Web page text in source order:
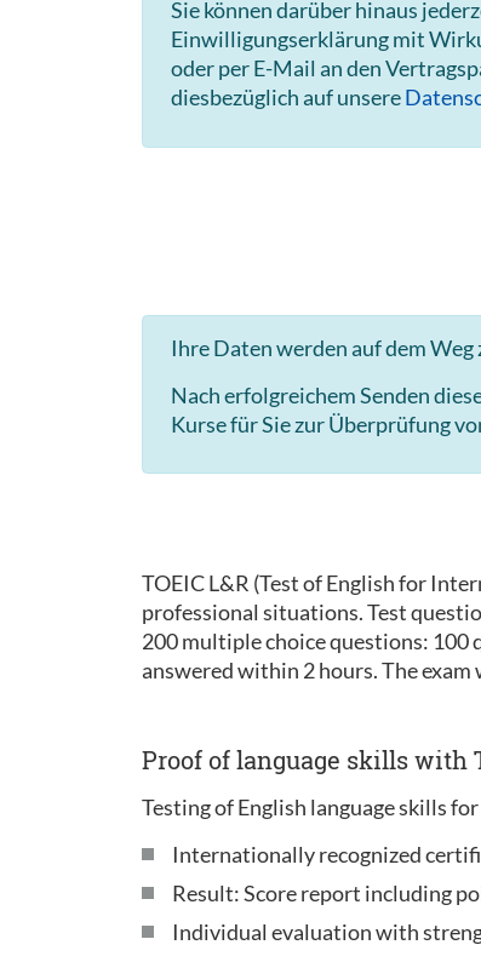
Sie können darüber hinaus
Einwilligungserklärung mit
oder per E-Mail an den
diesbezüglich auf unsere
Ihre Daten werden auf dem Weg
Nach erfolgreichem Senden
Kurse für Sie zur Überprüfung
TOEIC L&R (Test of English for
professional situations. Test
200 multiple choice questions: 100
answered within 2 hours. The exam
Proof of language skills with
Testing of English language skills
Internationally recognized
Result: Score report including
Individual evaluation with